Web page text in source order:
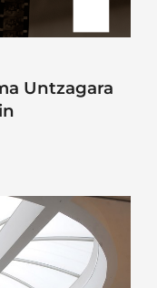
Untzagara